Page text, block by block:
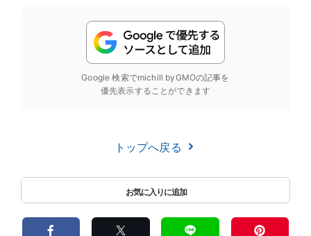
Google 検索でmichill byGMOの記事を
優先表示することができます
トップへ戻る